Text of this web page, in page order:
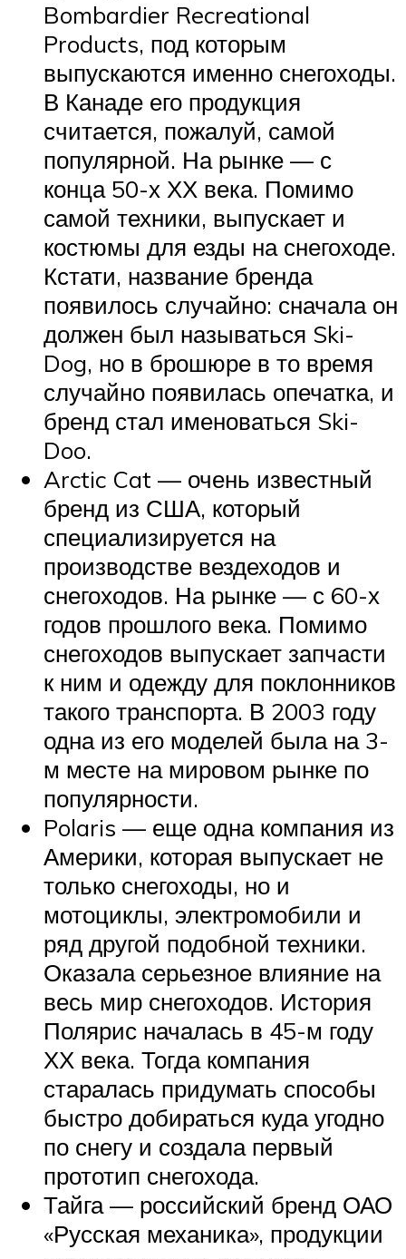
Bombardier Recreational
Products, под которым
выпускаются именно снегоходы.
В Канаде его продукция
считается, пожалуй, самой
популярной. На рынке — с
конца 50-х ХХ века. Помимо
самой техники, выпускает и
костюмы для езды на снегоходе.
Кстати, название бренда
появилось случайно: сначала он
должен был называться Ski-
Dog, но в брошюре в то время
случайно появилась опечатка, и
бренд стал именоваться Ski-
Doo.
Arctic Cat — очень известный
бренд из США, который
специализируется на
производстве вездеходов и
снегоходов. На рынке — с 60-х
годов прошлого века. Помимо
снегоходов выпускает запчасти
к ним и одежду для поклонников
такого транспорта. В 2003 году
одна из его моделей была на 3-
м месте на мировом рынке по
популярности.
Polaris — еще одна компания из
Америки, которая выпускает не
только снегоходы, но и
мотоциклы, электромобили и
ряд другой подобной техники.
Оказала серьезное влияние на
весь мир снегоходов. История
Полярис началась в 45-м году
ХХ века. Тогда компания
старалась придумать способы
быстро добираться куда угодно
по снегу и создала первый
прототип снегохода.
Тайга — российский бренд ОАО
«Русская механика», продукции